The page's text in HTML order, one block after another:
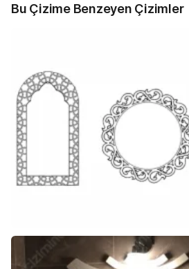
Bu Çizime Benzeyen Çizimler